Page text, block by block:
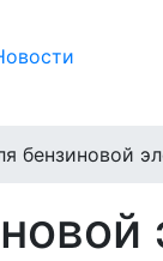
бензиновой